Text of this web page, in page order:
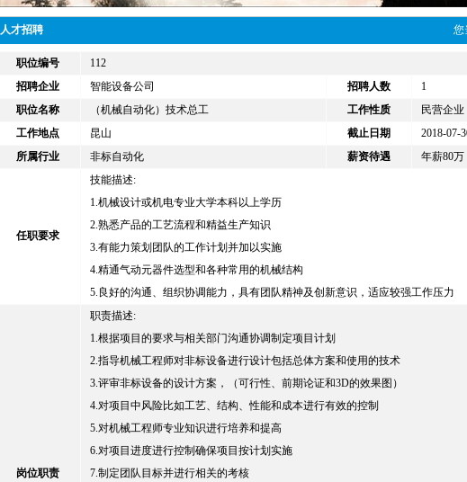
人才招聘 您
职位编号
112
招聘企业
智能设备公司 招聘人数
1
职位名称
（机械自动化）技术总工 工作性质
民营企业
工作地点
昆山 截止日期
2018-07-
所属行业
非标自动化 薪资待遇 年薪80万
任职要求
技能描述:
1.机械设计或机电专业大学本科以上学历
2.熟悉产品的工艺流程和精益生产知识
3.有能力策划团队的工作计划并加以实施
4.精通气动元器件选型和各种常用的机械结构
5.良好的沟通、组织协调能力，具有团队精神及创新意识，适应较强工作压力
岗位职责
职责描述:
1.根据项目的要求与相关部门沟通协调制定项目计划
2.指导机械工程师对非标设备进行设计包括总体方案和使用的技术
3.评审非标设备的设计方案，（可行性、前期论证和3D的效果图）
4.对项目中风险比如工艺、结构、性能和成本进行有效的控制
5.对机械工程师专业知识进行培养和提高
6.对项目进度进行控制确保项目按计划实施
7.制定团队目标并进行相关的考核